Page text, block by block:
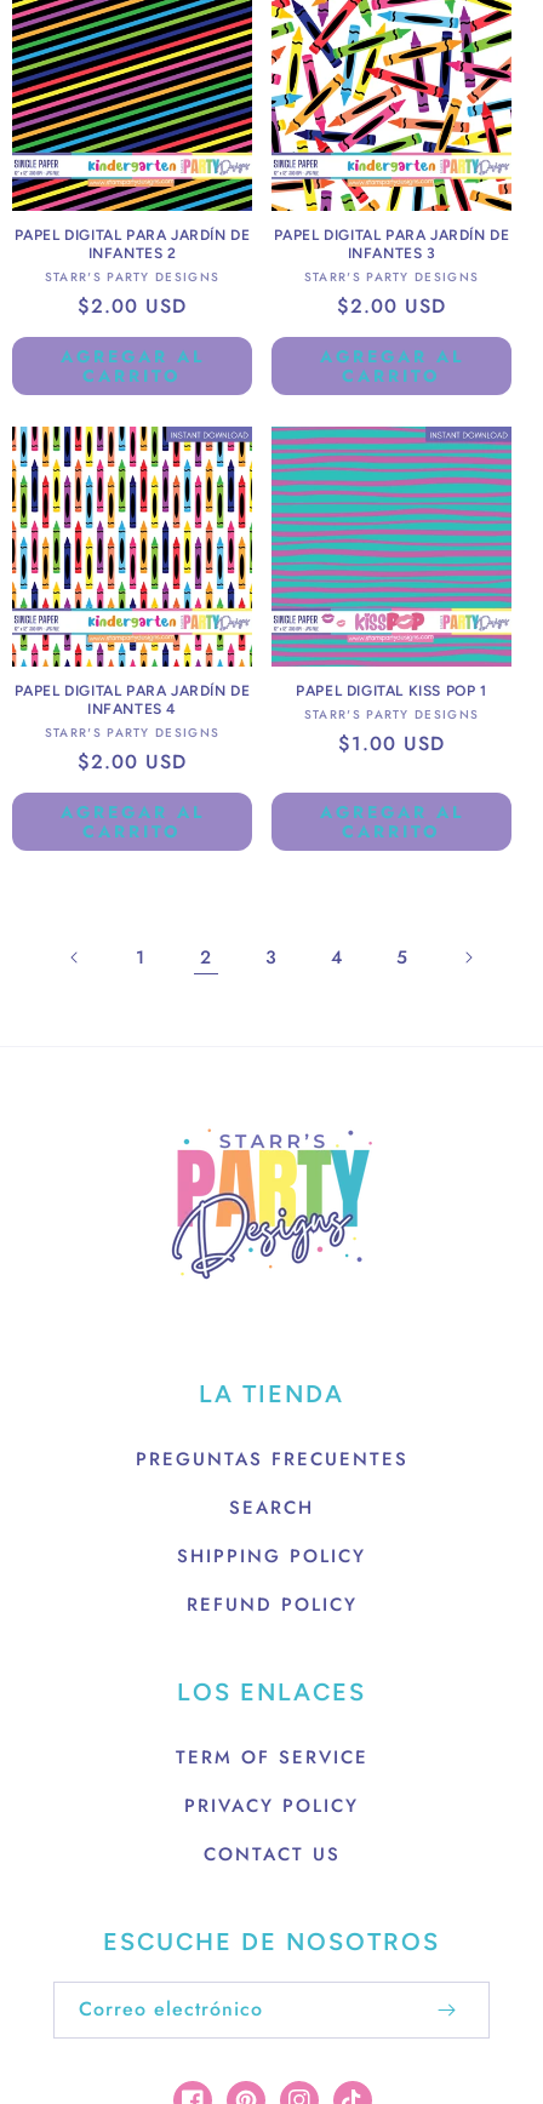
PAPEL DIGITAL PARA JARDÍN DE
INFANTES 2
Proveedor:
STARR'S PARTY DESIGNS
Precio
habitual
$2.00 USD
AGREGAR AL
CARRITO
PAPEL DIGITAL PARA JARDÍN DE
INFANTES 3
Proveedor:
STARR'S PARTY DESIGNS
Precio
habitual
$2.00 USD
AGREGAR AL
CARRITO
PAPEL DIGITAL PARA JARDÍN DE
INFANTES 4
Proveedor:
STARR'S PARTY DESIGNS
Precio
habitual
$2.00 USD
AGREGAR AL
CARRITO
PAPEL DIGITAL KISS POP 1
Proveedor:
STARR'S PARTY DESIGNS
Precio
$1.00 USD
AGREGAR AL
CARRITO
1 2 3 4 5
LA TIENDA
PREGUNTAS FRECUENTES
SEARCH
SHIPPING POLICY
REFUND POLICY
LOS ENLACES
TERM OF SERVICE
PRIVACY POLICY
CONTACT US
ESCUCHE DE NOSOTROS
Correo electrónico